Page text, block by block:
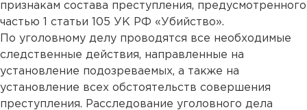
признакам состава преступления, предусмотренного
частью 1 статьи 105 УК РФ «Убийство».
По уголовному делу проводятся все необходимые
следственные действия, направленные на
установление подозреваемых, а также на
установление всех обстоятельств совершения
преступления. Расследование уголовного дела